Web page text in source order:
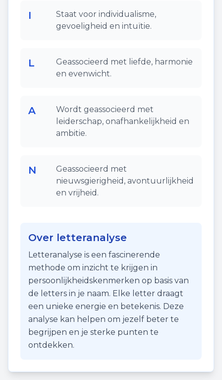
I
Staat voor individualisme,
gevoeligheid en intuïtie.
L
Geassocieerd met liefde, harmonie
en evenwicht.
A
Wordt geassocieerd met
leiderschap, onafhankelijkheid en
ambitie.
N
Geassocieerd met
nieuwsgierigheid, avontuurlijkheid
en vrijheid.
Over letteranalyse
Letteranalyse is een fascinerende
methode om inzicht te krijgen in
persoonlijkheidskenmerken op basis van
de letters in je naam. Elke letter draagt
een unieke energie en betekenis. Deze
analyse kan helpen om jezelf beter te
begrijpen en je sterke punten te
ontdekken.